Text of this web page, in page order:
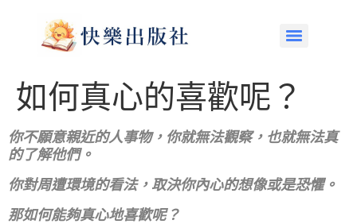
如何真心的喜歡呢？
你不願意親近的人事物，你就無法觀察，也就無法真
的了解他們。
你對周遭環境的看法，取決你內心的想像或是恐懼。
那如何能夠真心地喜歡呢？